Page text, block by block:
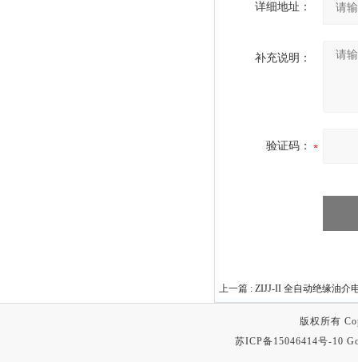
详细地址：
补充说明：
验证码：
上一篇 : ZIJJ-II 全自动绝缘油介
版权所有
苏ICP备15046414号-10